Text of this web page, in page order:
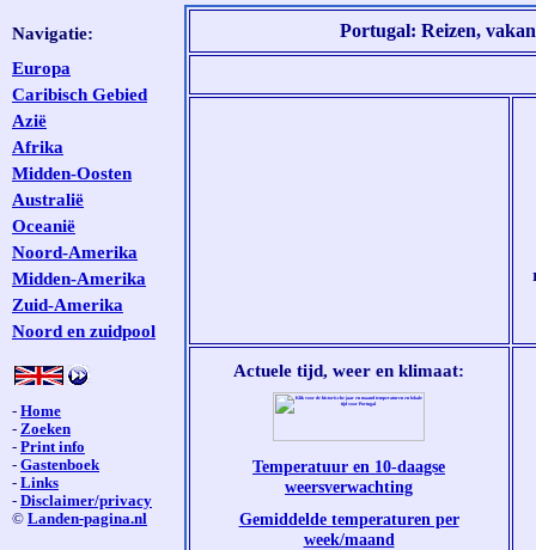
Portugal: Reizen,
Actuele tijd, weer en klimaat:
Temperatuur en 10-daagse
weersverwachting
Gemiddelde temperaturen per
week/maand
Navigatie:
Europa
Caribisch Gebied
Azië
Afrika
Midden-Oosten
Australië
Oceanië
Noord-Amerika
Midden-Amerika
Zuid-Amerika
Noord en zuidpool
- Home
- Zoeken
- Print info
- Gastenboek
- Links
- Disclaimer/privacy
© Landen-pagina.nl